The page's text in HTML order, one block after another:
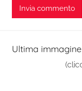
Ultima